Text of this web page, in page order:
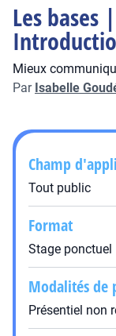
Les bases
Mieux
Par Isabelle
Champ
Tout public
Format
Stage ponctuel
Modalités de
Présentiel non